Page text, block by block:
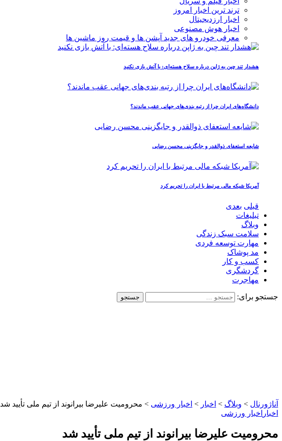
ترند ترین اخبار امروز
اخبار ارزدیجیتال
اخبار هوش مصنوعی
معرفی خودرو های جدید آپشن‌ ها و قیمت روز ماشین‌ ها
هشدار تند چین به ژاپن درباره سلاح هسته‌ای: با آتش بازی نکنید
دانشگاه‌های ایران چرا از رتبه‌ بندی‌های جهانی عقب ماندند؟
شایعه استعفای ذوالقدر و جایگزینی محسن رضایی
آمریکا شبکه مالی مرتبط با ایران را تحریم کرد
قبلی بعدی
تبلیغات
وبلاگ
سلامت سبک زندگی
مهارت توسعه فردی
مد پوشاک
کسب و کار
گردشگری
مهاجرت
جستجو برای:
آناژورنال > وبلاگ > اخبار > اخبار ورزشی > محرومیت علیرضا بیرانوند از تیم ملی تأیید شد
اخبار اخبار ورزشی
محرومیت علیرضا بیرانوند از تیم ملی تأیید شد